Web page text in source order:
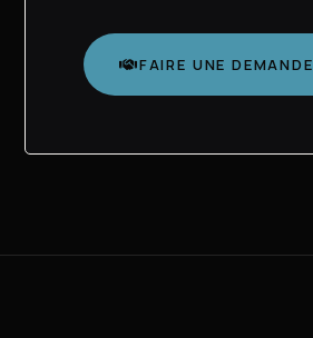
FAIRE UNE DEMANDE